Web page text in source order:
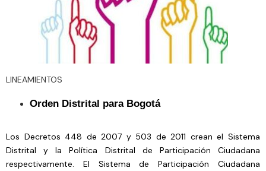
LINEAMIENTOS
Orden Distrital para Bogotá
Los Decretos 448 de 2007 y 503 de 2011 crean el Sistema
Distrital y la Política Distrital de Participación Ciudadana
respectivamente. El Sistema de Participación Ciudadana